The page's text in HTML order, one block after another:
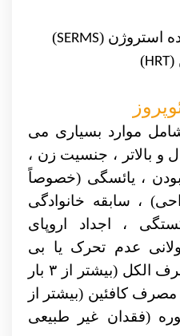
استروژن (SERMS
)
(
HRT
)
موارد بسیاری می
مانند : سن 50 سال و بالاتر ، جنسیت زن ،
، یائسگی (خصوصاً
، سابقه خانوادگی
، اجداد اروپای
عدم تحرک یا بی
حرکتی ، افسردگی ، مصرف الکل (بیشتر از ۳ بار
کافئین (بیشتر از
(فقدان غیر طبیعی